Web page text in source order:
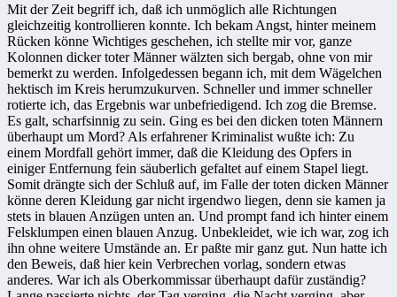
Mit der Zeit begriff ich, daß ich unmöglich alle Richtungen
gleichzeitig kontrollieren konnte. Ich bekam Angst, hinter meinem
Rücken könne Wichtiges geschehen, ich stellte mir vor, ganze
Kolonnen dicker toter Männer wälzten sich bergab, ohne von mir
bemerkt zu werden. Infolgedessen begann ich, mit dem Wägelchen
hektisch im Kreis herumzukurven. Schneller und immer schneller
rotierte ich, das Ergebnis war unbefriedigend. Ich zog die Bremse.
Es galt, scharfsinnig zu sein. Ging es bei den dicken toten Männern
überhaupt um Mord? Als erfahrener Kriminalist wußte ich: Zu
einem Mordfall gehört immer, daß die Kleidung des Opfers in
einiger Entfernung fein säuberlich ge­faltet auf einem Stapel liegt.
Somit drängte sich der Schluß auf, im Falle der toten dicken Männer
könne deren Kleidung gar nicht irgendwo liegen, denn sie kamen ja
stets in blauen Anzügen unten an. Und prompt fand ich hinter einem
Felsklumpen einen blauen Anzug. Unbekleidet, wie ich war, zog ich
ihn ohne weitere Umstände an. Er paßte mir ganz gut. Nun hatte ich
den Beweis, daß hier kein Verbrechen vorlag, sondern etwas
anderes. War ich als Oberkom­mis­sar überhaupt dafür zuständig?